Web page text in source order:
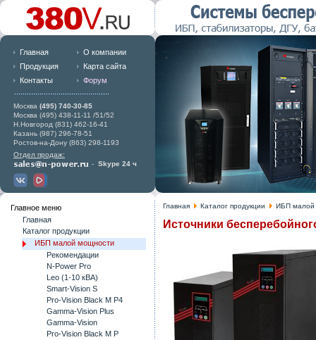
Главная
О компании
Продукция
Карта сайта
Контакты
Форум
Москва (495) 740-30-85
Москва (495) 438-11-11 /51/52
Н.Новгород (831) 462-16-41
Казань (987) 296-78-51
Ростов-на-Дону (863) 298-1193
Отдел продаж:
- Skype 24 ч
Главное меню
Главная
Каталог продукции
ИБП малой мощности
Рекомендации
N-Power Pro
Leo (1-10 кВА)
Smart-Vision S
Pro-Vision Black M P4
Gamma-Vision Plus
Gamma-Vision
Pro-Vision Black M P
Главная Каталог продукции ИБП малой
Источники